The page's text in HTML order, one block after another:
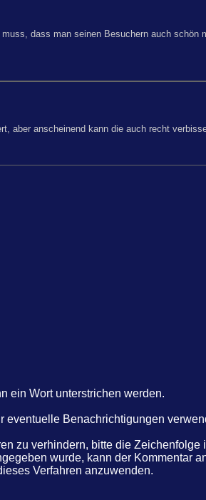
dass man seinen Besuchern auch schön
aber anscheinend kann die auch recht
ein Wort unterstrichen werden.
eventuelle Benachrichtigungen
zu verhindern, bitte die Zeichenfolge
wurde, kann der Kommentar
Verfahren anzuwenden.